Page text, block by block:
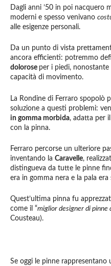
Dagli anni ’50 in poi nacquero
moderni e spesso venivano
alle esigenze personali.
Da un punto di vista
ancora efficienti: potremmo
dolorose per i piedi,
capacità di movimento.
La Rondine di Ferraro spopolò
soluzione a questi problemi:
in gomma morbida, adatta per
con la pinna.
Ferraro percorse un ulteriore
inventando la Caravelle,
distingueva da tutte le pinne
era in gomma nera e la pala era
Quest’ultima pinna fu
come il “miglior designer di pinne
Cousteau).
Se oggi le pinne